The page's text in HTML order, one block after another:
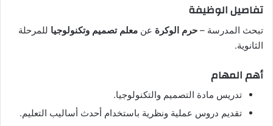
تفاصيل الوظيفة
تبحث المدرسة – حرم الوكرة عن معلم تصميم وتكنولوجيا للمرحلة
الثانوية.
أهم المهام
تدريس مادة التصميم والتكنولوجيا.
تقديم دروس عملية ونظرية باستخدام أحدث أساليب التعليم.